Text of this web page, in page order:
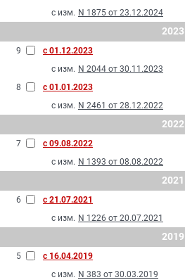
с изм. N 1875 от 23.12.2024
2023
9
с 01.12.2023
с изм. N 2044 от 30.11.2023
8
с 01.01.2023
с изм. N 2461 от 28.12.2022
2022
7
с 09.08.2022
с изм. N 1393 от 08.08.2022
2021
6
с 21.07.2021
с изм. N 1226 от 20.07.2021
2019
5
с 16.04.2019
с изм. N 383 от 30.03.2019